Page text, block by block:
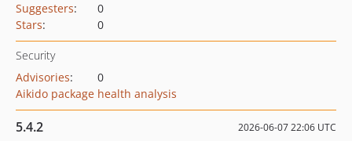
Suggesters:
0
Stars: 0
Security
Advisories:
0
Aikido package health analysis
5.4.2 2026-06-07 22:06 UTC